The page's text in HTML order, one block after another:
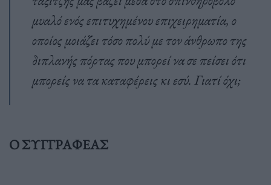
μυαλό ενός επιτυχημένου επιχειρηματία, ο
οποίος μοιάζει τόσο πολύ με τον άνθρωπο της
διπλανής πόρτας που μπορεί να σε πείσει ότι
μπορείς να τα καταφέρεις κι εσύ. Γιατί όχι;
O ΣΥΓΓΡΑΦΕΑΣ